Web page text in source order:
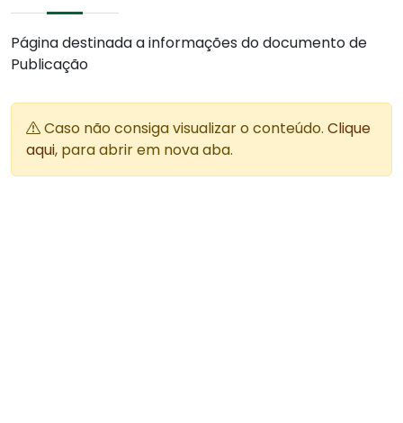
Página destinada a informações do documento de
Publicação
Caso não consiga visualizar o conteúdo. Clique
aqui, para abrir em nova aba.